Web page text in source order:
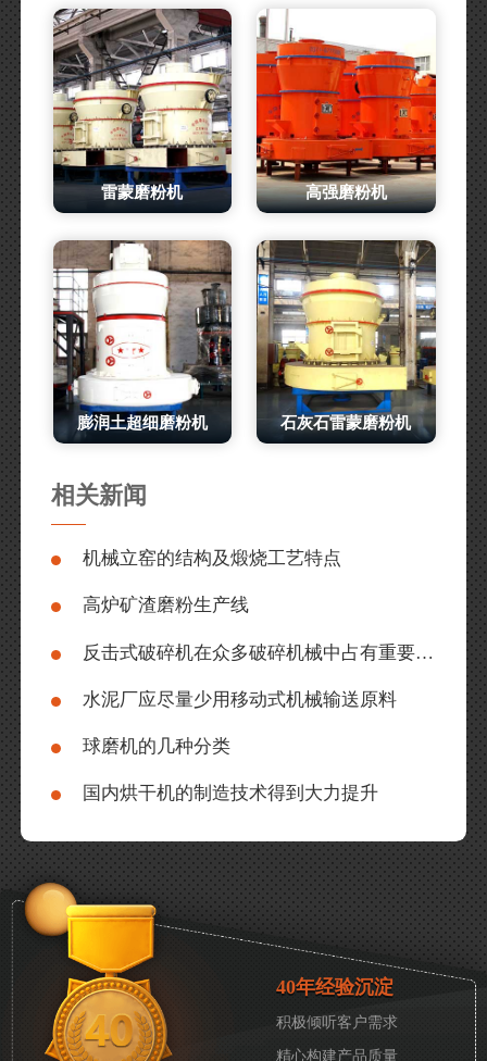
雷蒙磨粉机 高强磨粉机
膨润土超细磨粉机 石灰石雷蒙磨粉机
相关新闻
机械立窑的结构及煅烧工艺特点
高炉矿渣磨粉生产线
反击式破碎机在众多破碎机械中占有重要地位
水泥厂应尽量少用移动式机械输送原料
球磨机的几种分类
国内烘干机的制造技术得到大力提升
40年经验沉淀
积极倾听客户需求
精心构建产品质量